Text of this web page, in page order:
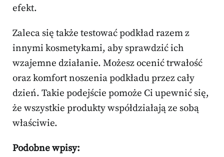
efekt.
Zaleca się także testować podkład razem z
innymi kosmetykami, aby sprawdzić ich
wzajemne działanie. Możesz ocenić trwałość
oraz komfort noszenia podkładu przez cały
dzień. Takie podejście pomoże Ci upewnić się,
że wszystkie produkty współdziałają ze sobą
właściwie.
Podobne wpisy: